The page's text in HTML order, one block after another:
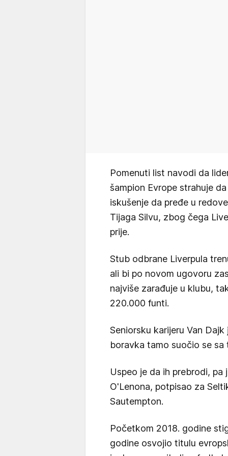
Pomenuti list navodi da
šampion Evrope strahuje
iskušenje da pređe u
Tijaga Silvu, zbog čega
prije.
Stub odbrane Liverpula
ali bi po novom ugovoru
najviše zarađuje u klubu,
220.000 funti.
Seniorsku karijeru Van
boravka tamo suočio se
Uspeo je da ih prebrodi, pa
O'Lenona, potpisao za
Sautempton.
Početkom 2018. godine
godine osvojio titulu